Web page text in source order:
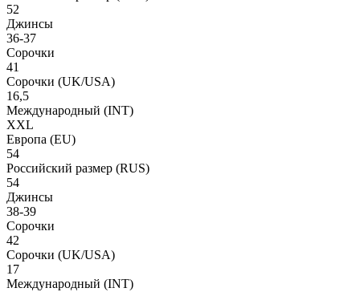
52
Джинсы
36-37
Сорочки
41
Сорочки (UK/USA)
16,5
Международный (INT)
XXL
Европа (EU)
54
Российский размер (RUS)
54
Джинсы
38-39
Сорочки
42
Сорочки (UK/USA)
17
Международный (INT)